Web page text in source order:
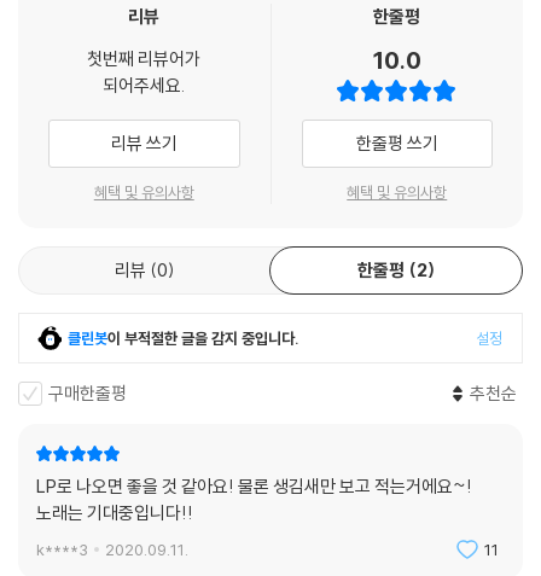
저도 이 곡을 집에서 만들었습니다.
Composed by 윤석철
Arranged by 윤석철
Piano, E.Piano, Synthesizer 윤석철
Programming 윤석철
이 곡을 발매하게 된 것은 KBS라디오의 김PD님 덕분입니다. 감사의 인사
Composed by 윤석철
Piano, Synthesizer 윤석철
Bass 김재호
Guitar 이태훈
오직 자신에게만 들리는 기이한 소리 때문에 피아니스트 Y씨는 괴로워합
리뷰
첫번째 리뷰어가
되어주세요.
리뷰 쓰기
혜택 및 유의사항
한줄평
10.0
한줄평 쓰기
혜택 및 유의사항
리뷰 0 한줄평 2
클린봇이 부적절한 글을 감지 중입니다. 설정
구매한줄평 추천순
LP로 나오면 좋을 것 같아요! 물론 생김새만 보고 적는거에요~!
노래는 기대중입니다!!
k****3 2020.09.11. 11